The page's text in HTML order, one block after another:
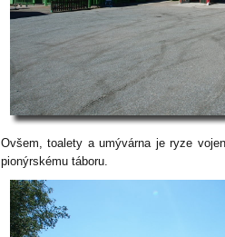
Ovšem, toalety a umývárna je ryze
pionýrskému táboru.